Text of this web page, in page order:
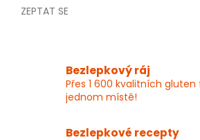
ZEPTAT SE
Bezlepkový ráj
Přes 1 600 kvalitních
jednom místě!
Bezlepkové recepty